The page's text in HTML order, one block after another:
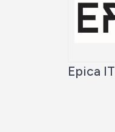
Epica IT